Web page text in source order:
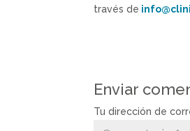
través de
Enviar
Tu dirección de